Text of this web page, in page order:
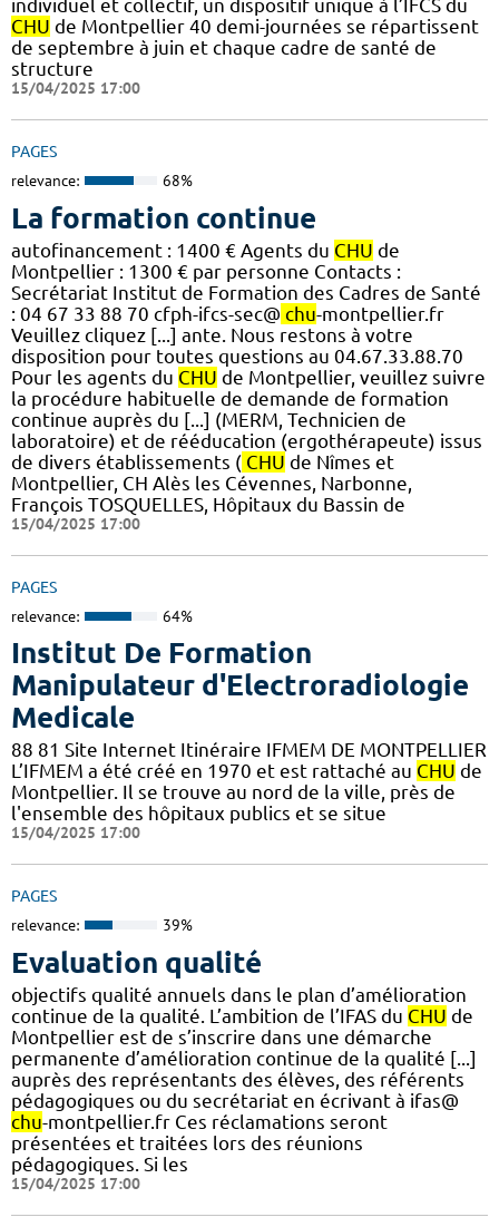
individuel et collectif, un dispositif unique à l’IFCS du
CHU de Montpellier 40 demi-journées se répartissent
de septembre à juin et chaque cadre de santé de
structure
15/04/2025 17:00
PAGES
relevance: 68%
La formation continue
autofinancement : 1400 € Agents du CHU de
Montpellier : 1300 € par personne Contacts :
Secrétariat Institut de Formation des Cadres de Santé
: 04 67 33 88 70 cfph-ifcs-sec@ chu-montpellier.fr
Veuillez cliquez [...] ante. Nous restons à votre
disposition pour toutes questions au 04.67.33.88.70
Pour les agents du CHU de Montpellier, veuillez suivre
la procédure habituelle de demande de formation
continue auprès du [...] (MERM, Technicien de
laboratoire) et de rééducation (ergothérapeute) issus
de divers établissements ( CHU de Nîmes et
Montpellier, CH Alès les Cévennes, Narbonne,
François TOSQUELLES, Hôpitaux du Bassin de
15/04/2025 17:00
PAGES
relevance: 64%
Institut De Formation
Manipulateur d'Electroradiologie
Medicale
88 81 Site Internet Itinéraire IFMEM DE MONTPELLIER
L’IFMEM a été créé en 1970 et est rattaché au CHU de
Montpellier. Il se trouve au nord de la ville, près de
l'ensemble des hôpitaux publics et se situe
15/04/2025 17:00
PAGES
relevance: 39%
Evaluation qualité
objectifs qualité annuels dans le plan d’amélioration
continue de la qualité. L’ambition de l’IFAS du CHU de
Montpellier est de s’inscrire dans une démarche
permanente d’amélioration continue de la qualité [...]
auprès des représentants des élèves, des référents
pédagogiques ou du secrétariat en écrivant à ifas@
chu-montpellier.fr Ces réclamations seront
présentées et traitées lors des réunions
pédagogiques. Si les
15/04/2025 17:00